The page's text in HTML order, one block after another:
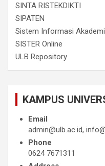
SINTA RISTEKDIKTI
SIPATEN
Sistem Informasi
SISTER Online
ULB Repository
KAMPUS
Email
admin@ulb.ac.id,
Phone
0624 7671311